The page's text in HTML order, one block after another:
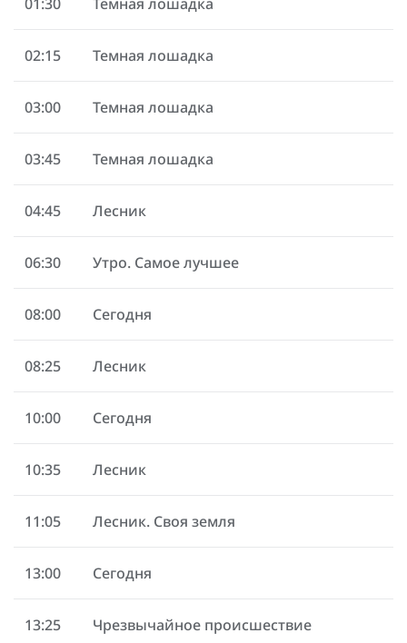
02:15 Темная лошадка
03:00 Темная лошадка
03:45 Темная лошадка
04:45 Лесник
06:30 Утро. Самое лучшее
08:00 Сегодня
08:25 Лесник
10:00 Сегодня
10:35 Лесник
11:05 Лесник. Своя земля
13:00 Сегодня
13:25 Чрезвычайное происшествие